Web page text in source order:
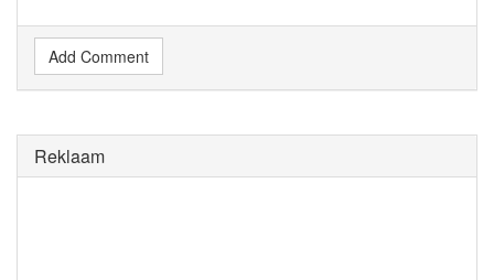
Add Comment
Reklaam